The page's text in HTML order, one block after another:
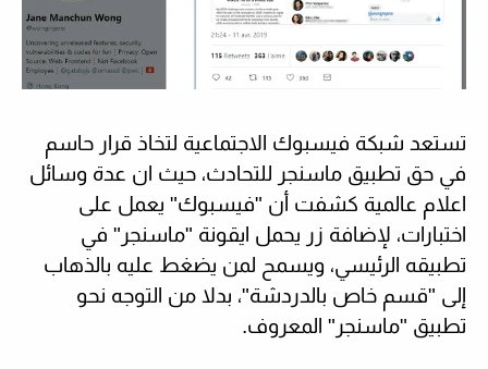
تستعد شبكة فيسبوك الاجتماعية لتخاذ قرار حاسم
في حق تطبيق ماسنجر للتحادث، حيث ان عدة وسائل
اعلام عالمية كشفت أن "فيسبوك" يعمل على
اختبارات، لإضافة زر يحمل ايقونة "ماسنجر" في
تطبيقه الرئيسي، ويسمح لمن يضغط عليه بالذهاب
إلى "قسم خاص بالدردشة"، بدلا من التوجه نحو
تطبيق "ماسنجر" المعروف.